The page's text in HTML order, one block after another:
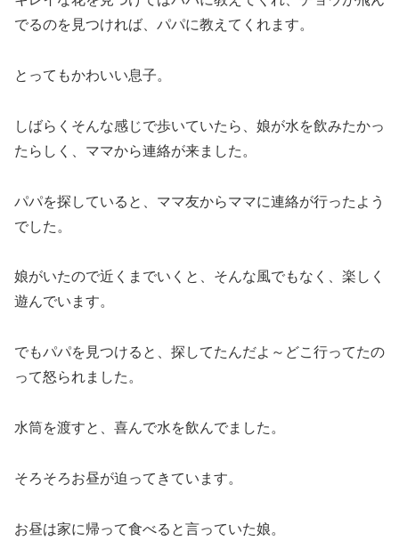
でるのを見つければ、パパに教えてくれます。
とってもかわいい息子。
しばらくそんな感じで歩いていたら、娘が水を飲みたかっ
たらしく、ママから連絡が来ました。
パパを探していると、ママ友からママに連絡が行ったよう
でした。
娘がいたので近くまでいくと、そんな風でもなく、楽しく
遊んでいます。
でもパパを見つけると、探してたんだよ～どこ行ってたの
って怒られました。
水筒を渡すと、喜んで水を飲んでました。
そろそろお昼が迫ってきています。
お昼は家に帰って食べると言っていた娘。